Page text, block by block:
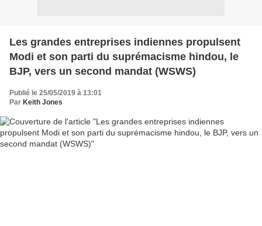
Les grandes entreprises indiennes propulsent
Modi et son parti du suprémacisme hindou, le
BJP, vers un second mandat (WSWS)
Publié le 25/05/2019 à 13:01
Par Keith Jones